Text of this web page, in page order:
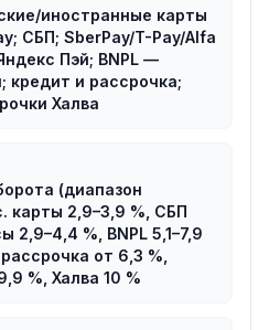
иностранные карты
СБП; SberPay/T-Pay/Alfa
Пэй; BNPL —
и рассрочка;
Халва
(диапазон
карты 2,9–3,9 %, СБП
2,9–4,4 %, BNPL 5,1–7,9
от 6,3 %,
%, Халва 10 %